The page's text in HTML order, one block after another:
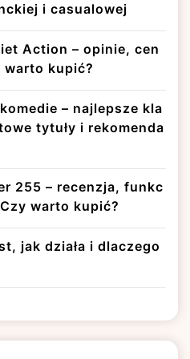
i casualowej
Action – opinie, cen
warto kupić?
– najlepsze kla
tytuły i rekomenda
255 – recenzja, funkc
warto kupić?
jak działa i dlaczego